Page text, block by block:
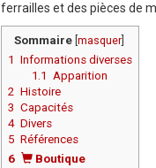
ferrailles et des pièces de
Sommaire[ masquer]
1 Informations diverses
1.1 Apparition
2 Histoire
3 Capacités
4 Divers
5 Références
6
Boutique